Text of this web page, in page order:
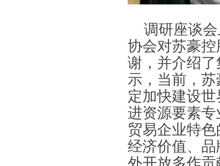
调研座谈
协会对苏豪
谢，并介绍
示，当前，
定加快建设
进资源要素
贸易企业特
经济价值、